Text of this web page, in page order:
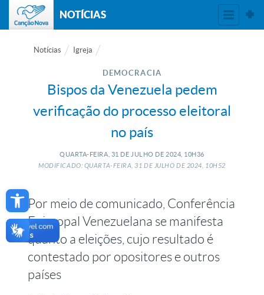
Open toolbar
NOTÍCIAS
Notícias Igreja
DEMOCRACIA
Bispos da Venezuela pedem
verificação do processo eleitoral
no país
QUARTA-FEIRA, 31 DE JULHO DE 2024, 10H36
MODIFICADO: QUARTA-FEIRA, 31 DE JULHO DE 2024, 10H52
Por meio de comunicado, Conferência
Episcopal Venezuelana se manifesta
quanto a eleições, cujo resultado é
contestado por opositores e outros
países